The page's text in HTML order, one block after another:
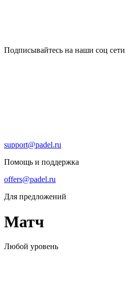
Подписывайтесь на наши соц сети
support@padel.ru
Помощь и поддержка
offers@padel.ru
Для предложений
Матч
Любой уровень